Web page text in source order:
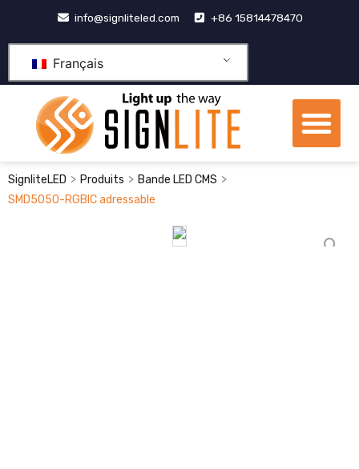
contenu
info@signliteled.com +86 15814478470
Français
SignliteLED > Produits > Bande LED CMS >
SMD5050-RGBIC adressable